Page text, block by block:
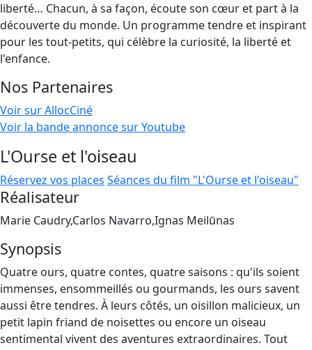
liberté… Chacun, à sa façon, écoute son cœur et part à la
découverte du monde. Un programme tendre et inspirant
pour les tout-petits, qui célèbre la curiosité, la liberté et
l'enfance.
Nos Partenaires
Voir sur AllocCiné
Voir la bande annonce sur Youtube
L'Ourse et l'oiseau
Réservez vos places Séances du film "L'Ourse et l'oiseau"
Réalisateur
Marie Caudry,Carlos Navarro,Ignas Meilūnas
Synopsis
Quatre ours, quatre contes, quatre saisons : qu'ils soient
immenses, ensommeillés ou gourmands, les ours savent
aussi être tendres. À leurs côtés, un oisillon malicieux, un
petit lapin friand de noisettes ou encore un oiseau
sentimental vivent des aventures extraordinaires. Tout